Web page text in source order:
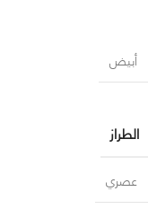
أبيض
الطراز
عصري